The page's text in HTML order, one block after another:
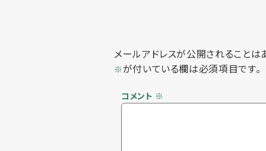
メールアドレスが公開されることは
※が付いている欄は必須項目です。
コメント ※